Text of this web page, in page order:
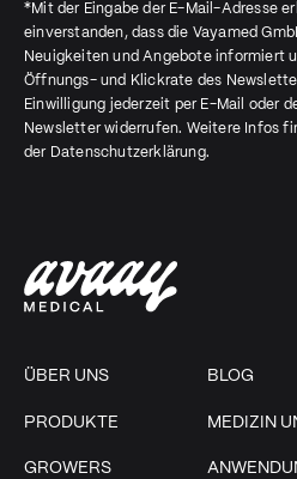
ÜBER UNS
PRODUKTE
GROWERS
BLOG
MEDIZIN
*Mit der Eingabe der E-Mail-Adresse
einverstanden, dass die Vayamed
Neuigkeiten und Angebote informiert
Öffnungs- und Klickrate des
Einwilligung jederzeit per E-Mail oder
Newsletter widerrufen. Weitere Infos
der Datenschutzerklärung.